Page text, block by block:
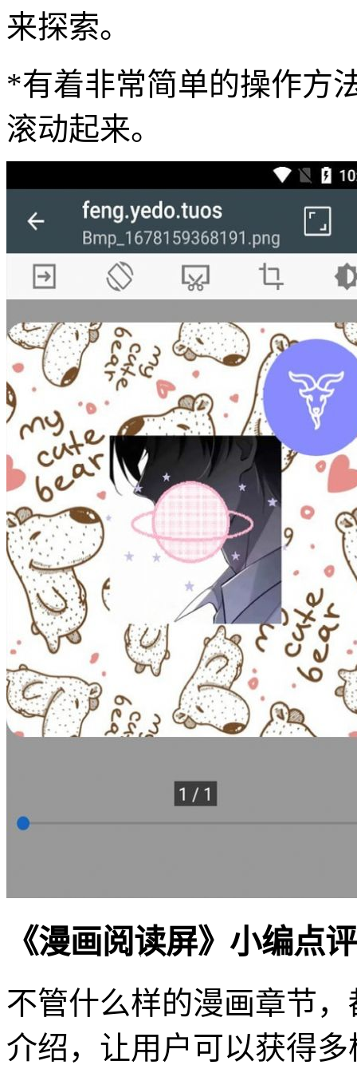
来探索。
*有着非常简单的操作方
滚动起来。
《漫画阅读屏》小编点
不管什么样的漫画章节
介绍，让用户可以获得